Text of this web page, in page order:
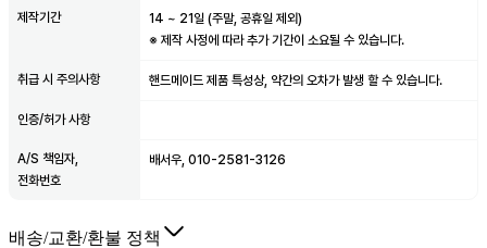
제작기간 14 ~ 21일 (주말, 공휴일 제외)
※ 제작 사정에 따라 추가 기간이 소요될 수 있습니다.
취급 시 주의사항 핸드메이드 제품 특성상, 약간의 오차가 발생 할 수 있습니다.
인증/허가 사항
A/S 책임자,
전화번호
배서우, 010-2581-3126
배송/교환/환불 정책